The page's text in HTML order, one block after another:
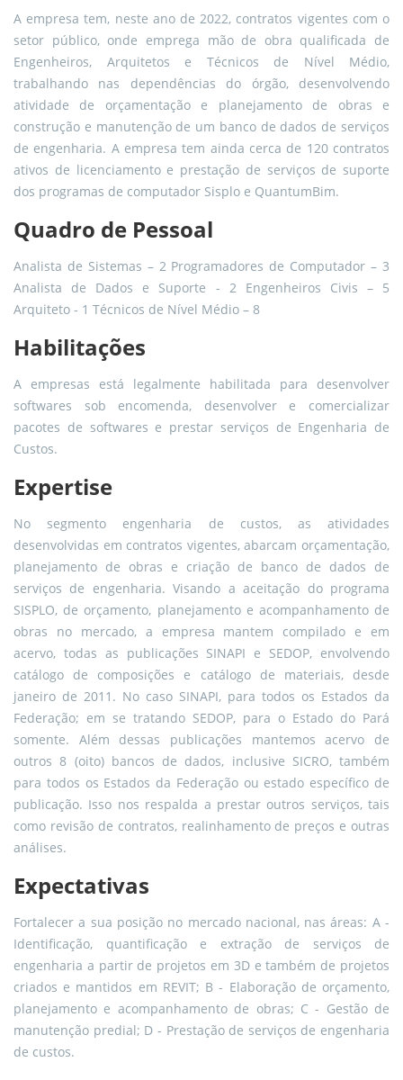
A empresa tem, neste ano de 2022, contratos vigentes com o
setor público, onde emprega mão de obra qualificada de
Engenheiros, Arquitetos e Técnicos de Nível Médio,
trabalhando nas dependências do órgão, desenvolvendo
atividade de orçamentação e planejamento de obras e
construção e manutenção de um banco de dados de serviços
de engenharia. A empresa tem ainda cerca de 120 contratos
ativos de licenciamento e prestação de serviços de suporte
dos programas de computador Sisplo e QuantumBim.
Quadro de Pessoal
Analista de Sistemas – 2 Programadores de Computador – 3
Analista de Dados e Suporte - 2 Engenheiros Civis – 5
Arquiteto - 1 Técnicos de Nível Médio – 8
Habilitações
A empresas está legalmente habilitada para desenvolver
softwares sob encomenda, desenvolver e comercializar
pacotes de softwares e prestar serviços de Engenharia de
Custos.
Expertise
No segmento engenharia de custos, as atividades
desenvolvidas em contratos vigentes, abarcam orçamentação,
planejamento de obras e criação de banco de dados de
serviços de engenharia.Visando a aceitação do programa
SISPLO, de orçamento, planejamento e acompanhamento de
obras no mercado, a empresa mantem compilado e em
acervo, todas as publicações SINAPI e SEDOP, envolvendo
catálogo de composições e catálogo de materiais, desde
janeiro de 2011. No caso SINAPI, para todos os Estados da
Federação; em se tratando SEDOP, para o Estado do Pará
somente. Além dessas publicações mantemos acervo de
outros 8 (oito) bancos de dados, inclusive SICRO, também
para todos os Estados da Federação ou estado específico de
publicação. Isso nos respalda a prestar outros serviços, tais
como revisão de contratos, realinhamento de preços e outras
análises.
Expectativas
Fortalecer a sua posição no mercado nacional, nas áreas: A -
Identificação, quantificação e extração de serviços de
engenharia a partir de projetos em 3D e também de projetos
criados e mantidos em REVIT; B - Elaboração de orçamento,
planejamento e acompanhamento de obras; C - Gestão de
manutenção predial; D - Prestação de serviços de engenharia
de custos.